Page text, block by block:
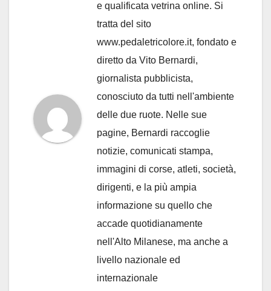
e qualificata vetrina online. Si
tratta del sito
www.pedaletricolore.it, fondato e
diretto da Vito Bernardi,
giornalista pubblicista,
conosciuto da tutti nell'ambiente
delle due ruote. Nelle sue
pagine, Bernardi raccoglie
notizie, comunicati stampa,
immagini di corse, atleti, società,
dirigenti, e la più ampia
informazione su quello che
accade quotidianamente
nell'Alto Milanese, ma anche a
livello nazionale ed
internazionale